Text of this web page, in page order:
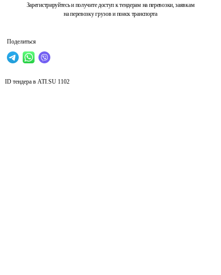
Зарегистрируйтесь и получите доступ к тендерам на перевозки, заявкам
на перевозку грузов и поиск транспорта
Поделиться
ID тендера в ATI.SU 1102